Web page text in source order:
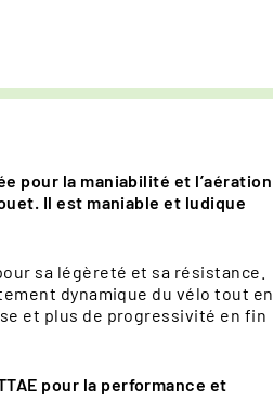
pour la maniabilité et l’aération
Il est maniable et ludique
sa légèreté et sa résistance.
dynamique du vélo tout en
et plus de progressivité en fin
pour la performance et